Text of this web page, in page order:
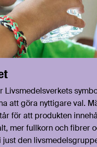
Livsmedelsverkets
att göra nyttigare val.
för att produkten
mer fullkorn och fibrer
just den